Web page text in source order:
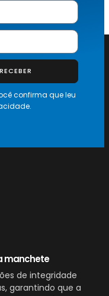
confirma que leu
manchete
de integridade
garantindo que a